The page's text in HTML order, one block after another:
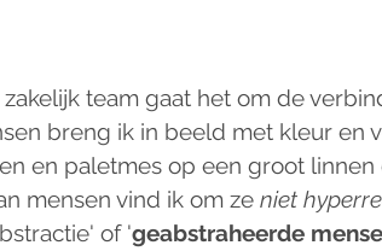
team gaat het om de
breng ik in beeld met kleur en
en paletmes op een groot
mensen vind ik om ze niet
of 'geabstraheerde